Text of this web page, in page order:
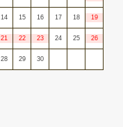
14 15 16 17 18 19
21 22 23 24 25 26
28 29 30